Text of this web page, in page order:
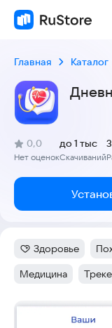
Главная Каталог
Рейтинг:
0,0
(
Нет оценок
)
Скачиваний
до 1 тыс
Категория:
Здоровье Тег
Тег:
Медицина Тег: